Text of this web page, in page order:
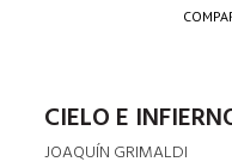
CIELO E
JOAQUÍN GRIMALDI